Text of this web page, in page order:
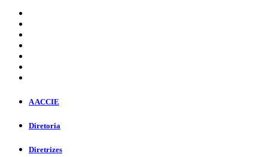
A ACCIE
Diretoria
Diretrizes